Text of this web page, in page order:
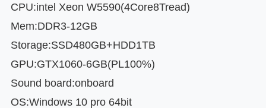
CPU:intel Xeon W5590(4Core8Tread)
Mem:DDR3-12GB
Storage:SSD480GB+HDD1TB
GPU:GTX1060-6GB(PL100%)
Sound board:onboard
OS:Windows 10 pro 64bit